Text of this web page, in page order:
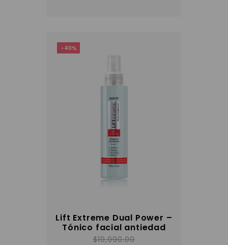
-40%
Lift Extreme Dual Power –
Tónico facial antiedad
$19,990.00